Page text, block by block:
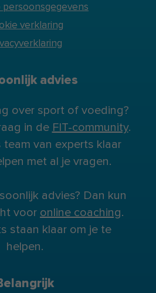
persoonsgegevens
verklaring
advies
over sport of voeding?
in de FIT-community.
van experts klaar
met al je vragen.
advies? Dan kun
voor online coaching.
staan klaar om je te
helpen.